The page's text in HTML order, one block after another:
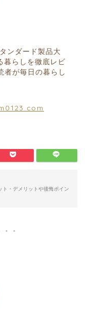
ンダード製品大
暮らしを徹底レビ
者が毎日の暮らし
ト・デメリットや後悔ポイン